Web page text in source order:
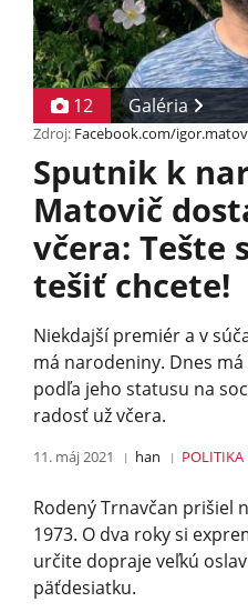
12 Galéria
Zdroj: Facebook.com/
Sputnik k
Matovič
včera: Tešte
tešiť chcete!
Niekdajší premiér a v
má narodeniny. Dnes
podľa jeho statusu na
radosť už včera.
11. máj 2021 han POLITIKA
Rodený Trnavčan prišiel
1973. O dva roky si
určite dopraje veľkú
päťdesiatku.